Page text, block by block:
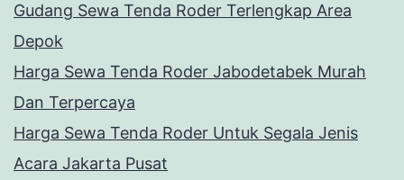
Gudang Sewa Tenda Roder Terlengkap Area
Depok
Harga Sewa Tenda Roder Jabodetabek Murah
Dan Terpercaya
Harga Sewa Tenda Roder Untuk Segala Jenis
Acara Jakarta Pusat